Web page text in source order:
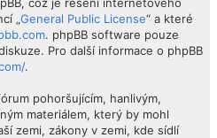
„General Public License“ a které
. phpBB software pouze
Pro další informace o phpBB
.
pohoršujícím, hanlivým,
materiálem, který by mohl
zemi, zákony v zemi, kde sídlí